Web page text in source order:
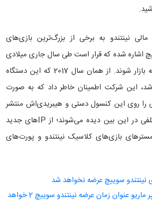
نینتندو به برخی از بزرگ‌ترین بازی‌های
اشاره شده که قرار است طی سال جاری میلادی
یا سال‌های آینده روانه بازار شوند. از همان سال 2017 که این دستگاه
شد، این شرکت اطمینان خاطر داد که به صورت
را روی این کنسول دستی و هیبریدی‌اش منتشر
می‌کند. بازی‌های مختلفی در این بین دیده می‌شوند؛ از IPهای جدید
بازی‌های کلاسیک نینتندو و پورت‌های
نسخه جدید سوپر ماریو عنوان زمان عرضه نینتندو سوییچ 2 خواهد